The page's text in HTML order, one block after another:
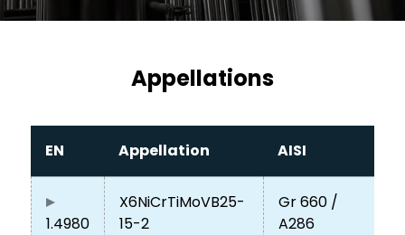
Appellations
EN Appellation AISI
1.4980
X6NiCrTiMoVB25-
15-2
Gr 660 /
A286